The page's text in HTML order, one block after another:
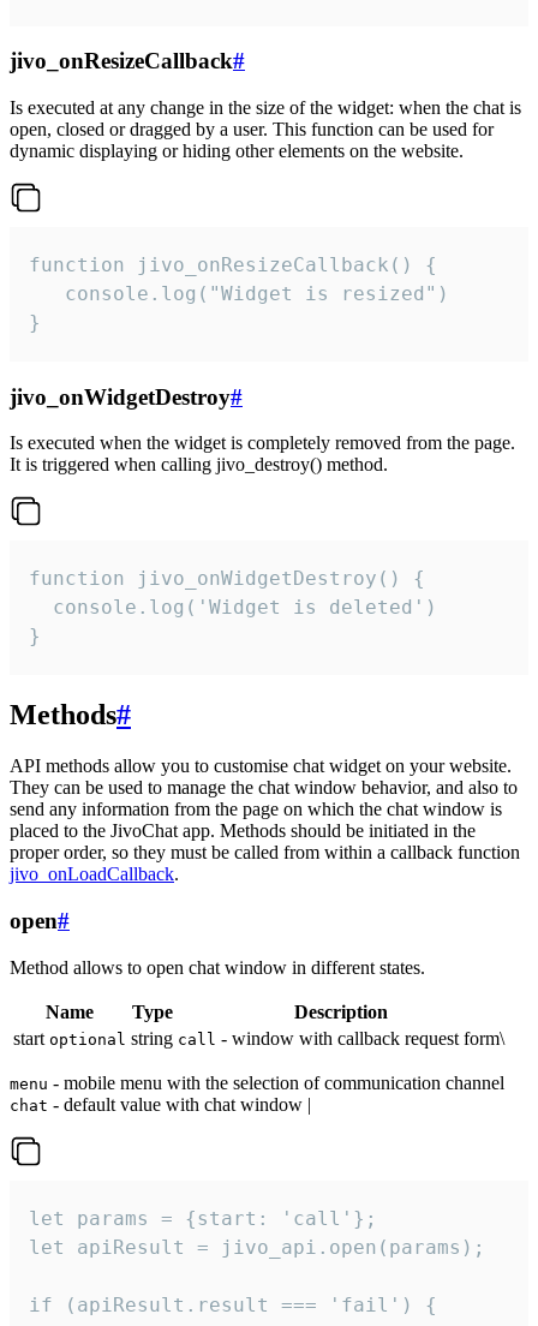
jivo_onResizeCallback#
Is executed at any change in the size of the widget: when the chat is
open, closed or dragged by a user. This function can be used for
dynamic displaying or hiding other elements on the website.
function jivo_onResizeCallback() {
   console.log("Widget is resized")
}
jivo_onWidgetDestroy#
Is executed when the widget is completely removed from the page.
It is triggered when calling jivo_destroy() method.
function jivo_onWidgetDestroy() {
  console.log('Widget is deleted')
}
Methods#
API methods allow you to customise chat widget on your website.
They can be used to manage the chat window behavior, and also to
send any information from the page on which the chat window is
placed to the JivoChat app. Methods should be initiated in the
proper order, so they must be called from within a callback function
jivo_onLoadCallback.
open#
Method allows to open chat window in different states.
Name Type
Description
start optional string call - window with callback request form\
menu - mobile menu with the selection of communication channel
chat - default value with chat window |
let params = {start: 'call'};
let apiResult = jivo_api.open(params);
if (apiResult.result === 'fail') {